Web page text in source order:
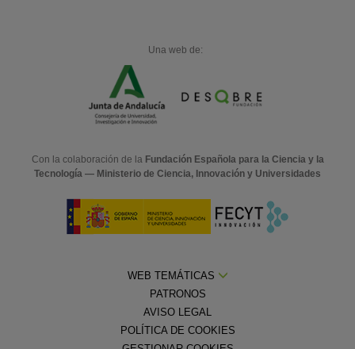
Una web de:
Con la colaboración de la Fundación Española para la Ciencia y la
Tecnología — Ministerio de Ciencia, Innovación y Universidades
WEB TEMÁTICAS
PATRONOS
AVISO LEGAL
POLÍTICA DE COOKIES